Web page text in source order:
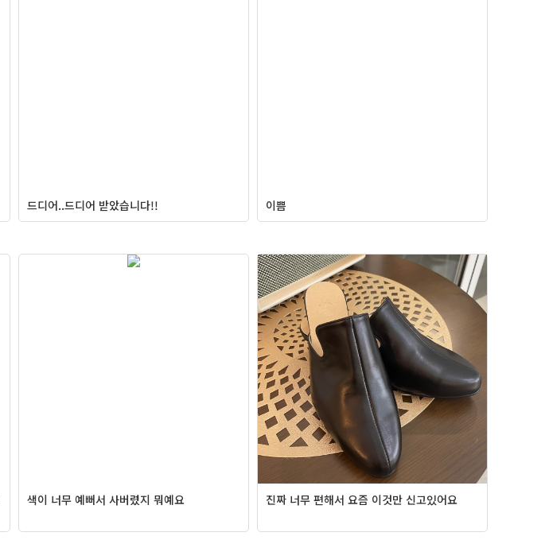
드디어..드디어 받았습니다!! 이쁨
색이 너무 예뻐서 사버렸지 뭐예요 진짜 너무 편해서 요즘 이것만 신고있어요